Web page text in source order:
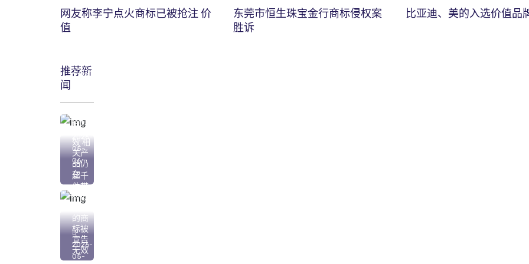
网友称李宁点火商标已被抢注 价
值
东莞市恒生珠宝金行商标侵权案
胜诉
比亚迪、美的入选价值品
推荐新
闻
2026-
商标”
效 相
关产
品仍
在
05-
06
超千
件带
有欺
的商
标被
宣告
无效
2026-
05-